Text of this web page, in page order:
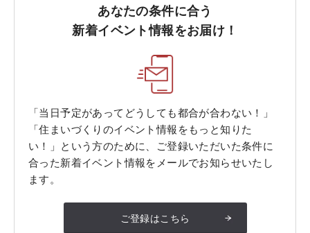
あなたの条件に合う
新着イベント情報をお届け！
「当日予定があってどうしても都合が合わない！」
「住まいづくりのイベント情報をもっと知りた
い！」という方のために、ご登録いただいた条件に
合った新着イベント情報をメールでお知らせいたし
ます。
ご登録はこちら